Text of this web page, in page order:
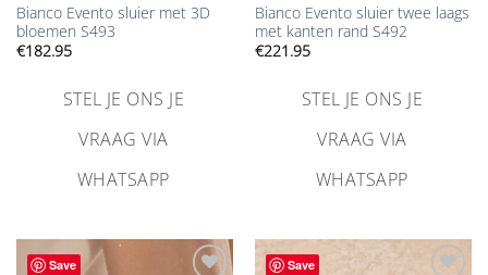
Bianco Evento sluier met 3D
bloemen S493
€182.95
STEL JE ONS JE
VRAAG VIA
WHATSAPP
Bianco Evento sluier twee laags
met kanten rand S492
€221.95
STEL JE ONS JE
VRAAG VIA
WHATSAPP
Save
Save